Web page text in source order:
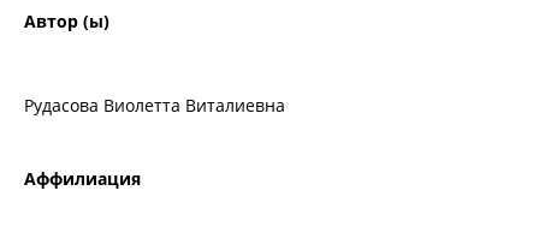
Автор (ы)
Рудасова Виолетта Виталиевна
Аффилиация